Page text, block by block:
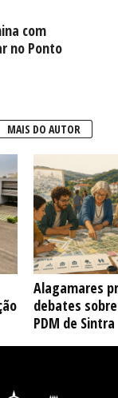
com
no Ponto
MAIS DO AUTOR
Alagamares
debates
PDM de Sintra